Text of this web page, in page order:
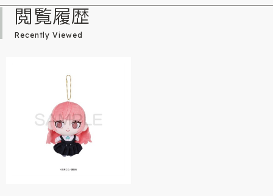
閲覧履歴
Recently Viewed